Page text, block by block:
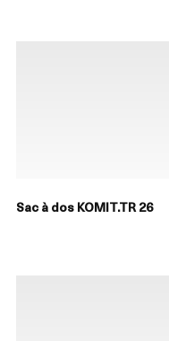
Sac à dos KOMIT.TR 26